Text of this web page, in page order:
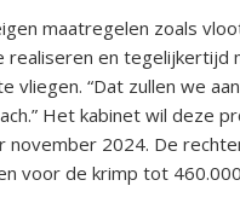
maatregelen zoals
realiseren en
“Dat zullen we
Het kabinet wil deze
2024. De
voor de krimp tot